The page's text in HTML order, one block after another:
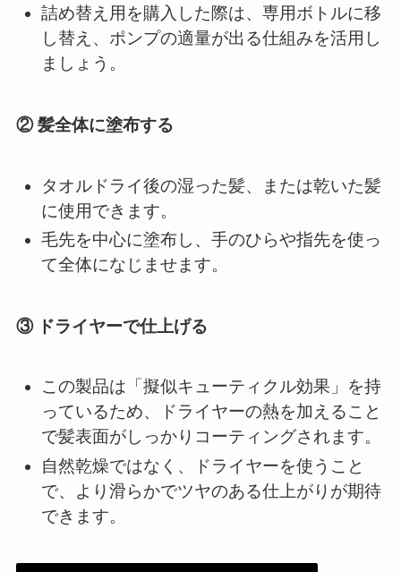
詰め替え用を購入した際は、専用ボトルに移
し替え、ポンプの適量が出る仕組みを活用し
ましょう。
② 髪全体に塗布する
タオルドライ後の湿った髪、または乾いた髪
に使用できます。
毛先を中心に塗布し、手のひらや指先を使っ
て全体になじませます。
③ ドライヤーで仕上げる
この製品は「擬似キューティクル効果」を持
っているため、ドライヤーの熱を加えること
で髪表面がしっかりコーティングされます。
自然乾燥ではなく、ドライヤーを使うこと
で、より滑らかでツヤのある仕上がりが期待
できます。